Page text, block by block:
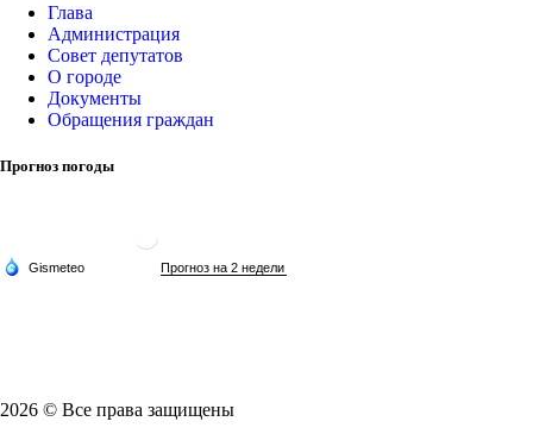
Глава
Администрация
Совет депутатов
О городе
Документы
Обращения граждан
Прогноз погоды
2026 © Все права защищены